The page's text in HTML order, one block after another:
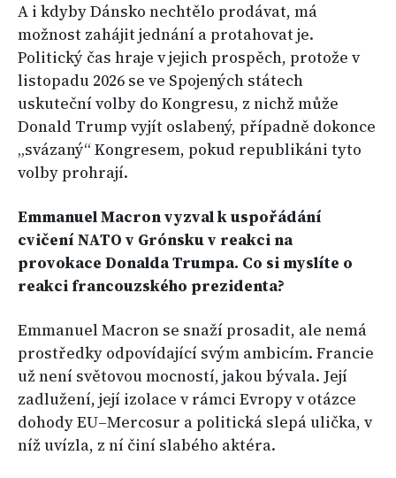
A i kdyby Dánsko nechtělo prodávat, má
možnost zahájit jednání a protahovat je.
Politický čas hraje v jejich prospěch, protože v
listopadu 2026 se ve Spojených státech
uskuteční volby do Kongresu, z nichž může
Donald Trump vyjít oslabený, případně dokonce
„svázaný“ Kongresem, pokud republikáni tyto
volby prohrají.
Emmanuel Macron vyzval k uspořádání
cvičení NATO v Grónsku v reakci na
provokace Donalda Trumpa. Co si myslíte o
reakci francouzského prezidenta?
Emmanuel Macron se snaží prosadit, ale nemá
prostředky odpovídající svým ambicím. Francie
už není světovou mocností, jakou bývala. Její
zadlužení, její izolace v rámci Evropy v otázce
dohody EU–Mercosur a politická slepá ulička, v
níž uvízla, z ní činí slabého aktéra.